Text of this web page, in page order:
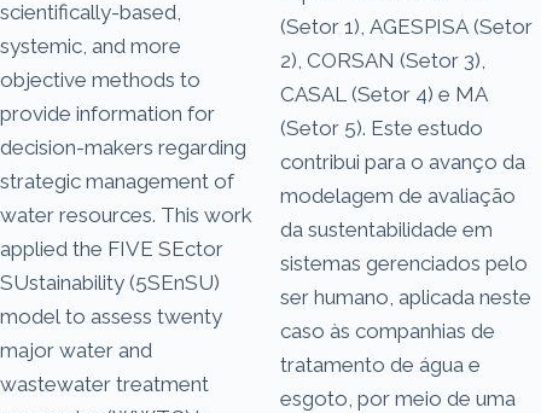
scientifically-based,
systemic, and more
objective methods to
provide information for
decision-makers regarding
strategic management of
water resources. This work
applied the FIVE SEctor
SUstainability (5SEnSU)
model to assess twenty
major water and
wastewater treatment
(Setor 1), AGESPISA (Setor
2), CORSAN (Setor 3),
CASAL (Setor 4) e MA
(Setor 5). Este estudo
contribui para o avanço da
modelagem de avaliação
da sustentabilidade em
sistemas gerenciados pelo
ser humano, aplicada neste
caso às companhias de
tratamento de água e
esgoto, por meio de uma